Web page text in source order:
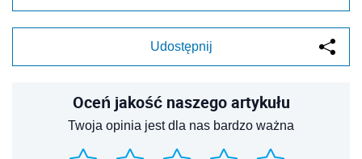
Udostępnij
Oceń jakość naszego artykułu
Twoja opinia jest dla nas bardzo ważna